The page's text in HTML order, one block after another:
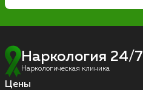
Наркология 24/7
Наркологическая клиника
Цены